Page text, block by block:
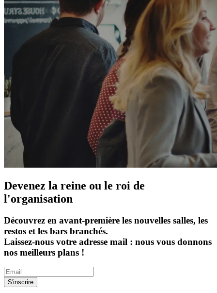
Devenez la reine ou le roi de
l'organisation
Découvrez en avant-première les nouvelles salles, les
restos et les bars branchés.
Laissez-nous votre adresse mail : nous vous donnons
nos meilleurs plans !
S'inscrire